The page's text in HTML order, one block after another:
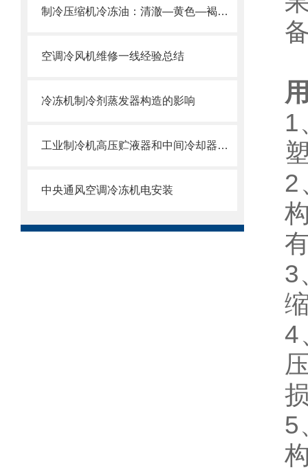
制冷压缩机冷冻油：清澈—黄色—褐色，分别什么问题
空调冷风机维修一线经验总结
冷冻机制冷剂蒸发器构造的影响
工业制冷机高压贮液器和中间冷却器操作管理
中央通风空调冷冻机电安装
1
2
3
4
5